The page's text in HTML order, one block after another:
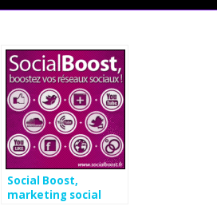
Social Boost,
marketing social